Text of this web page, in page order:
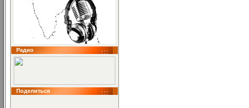
Радио
Поделиться